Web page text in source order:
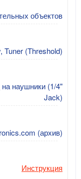
объектов
Tuner (Threshold)
наушники (1/4"
Jack)
(архив)
Инструкция